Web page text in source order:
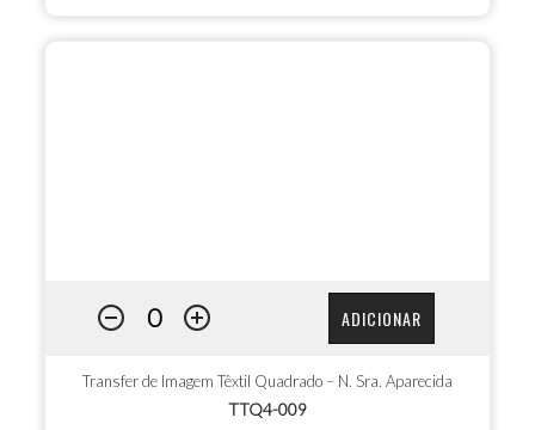
ADICIONAR
Transfer de Imagem Têxtil Quadrado – N. Sra. Aparecida
TTQ4-009